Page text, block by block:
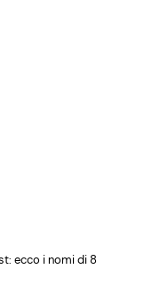
ecco i nomi di 8